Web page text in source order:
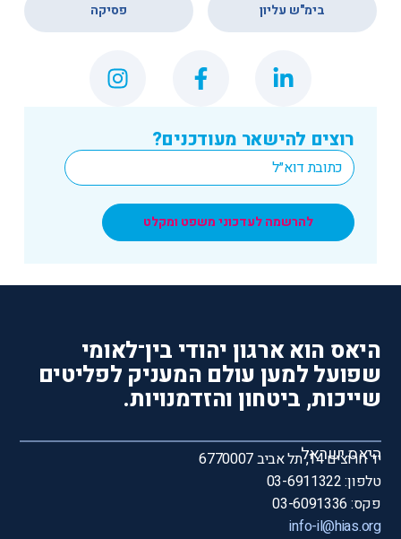
רוצים להישאר מעודכנים?
Email
*
להרשמה לעדכוני משפט ומקלט
בימ"ש עליון פסיקה
היאס הוא ארגון יהודי בין־לאומי
שפועל למען עולם המעניק לפליטים
שייכות, ביטחון והזדמנויות.
היאס ישראל
יד חרוצים 14, תל אביב 6770007
טלפון: 03-6911322
פקס: 03-6091336
info-il@hias.org